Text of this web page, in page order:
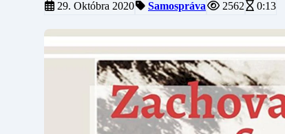
29. Októbra 2020 Samospráva 2562 0:13